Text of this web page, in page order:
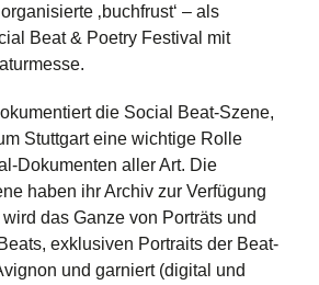
‚buchfrust‘ – als
Beat & Poetry Festival mit
die Social Beat-Szene,
Stuttgart eine wichtige Rolle
Dokumenten aller Art. Die
haben ihr Archiv zur Verfügung
das Ganze von Porträts und
exklusiven Portraits der Beat-
und garniert (digital und